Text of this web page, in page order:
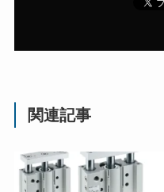
関連記事